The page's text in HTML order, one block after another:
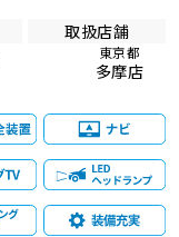
取扱店舗
東京都
多摩店